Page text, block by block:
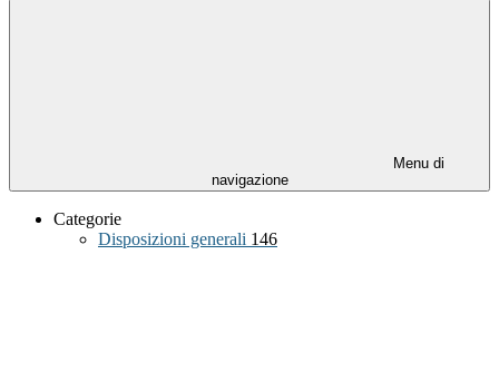
Menu di
navigazione
Categorie
Disposizioni generali 146